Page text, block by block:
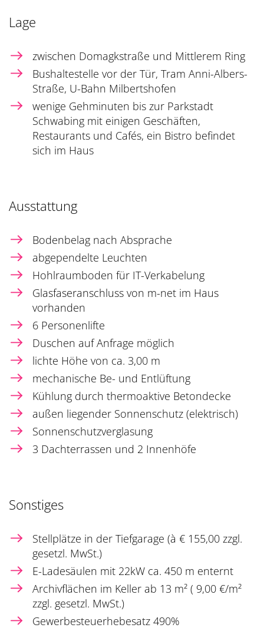
Lage
zwischen Domagkstraße und Mittlerem Ring
Bushaltestelle vor der Tür, Tram Anni-Albers-
Straße, U-Bahn Milbertshofen
wenige Gehminuten bis zur Parkstadt
Schwabing mit einigen Geschäften,
Restaurants und Cafés, ein Bistro befindet
sich im Haus
Ausstattung
Bodenbelag nach Absprache
abgependelte Leuchten
Hohlraumboden für IT-Verkabelung
Glasfaseranschluss von m-net im Haus
vorhanden
6 Personenlifte
Duschen auf Anfrage möglich
lichte Höhe von ca. 3,00 m
mechanische Be- und Entlüftung
Kühlung durch thermoaktive Betondecke
außen liegender Sonnenschutz (elektrisch)
Sonnenschutzverglasung
3 Dachterrassen und 2 Innenhöfe
Sonstiges
Stellplätze in der Tiefgarage (à € 155,00 zzgl.
gesetzl. MwSt.)
E-Ladesäulen mit 22kW ca. 450 m enternt
Archivflächen im Keller ab 13 m² ( 9,00 €/m²
zzgl. gesetzl. MwSt.)
Gewerbesteuerhebesatz 490%